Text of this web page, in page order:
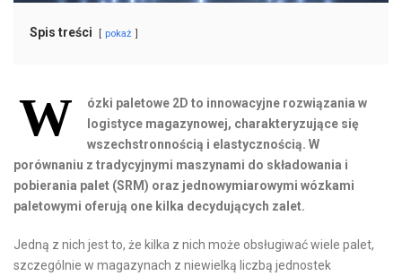
Spis treści pokaż
W ózki paletowe 2D to innowacyjne rozwiązania w
logistyce magazynowej, charakteryzujące się
wszechstronnością i elastycznością. W
porównaniu z tradycyjnymi maszynami do składowania i
pobierania palet (SRM) oraz jednowymiarowymi wózkami
paletowymi oferują one kilka decydujących zalet.
Jedną z nich jest to, że kilka z nich może obsługiwać wiele palet,
szczególnie w magazynach z niewielką liczbą jednostek